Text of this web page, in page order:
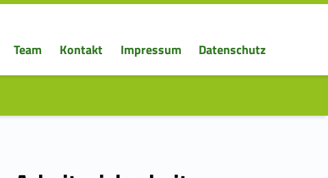
Team Kontakt Impressum Datenschutz